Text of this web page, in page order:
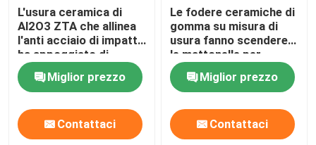
L'usura ceramica di
Al2O3 ZTA che allinea
l'anti acciaio di impatto
ha appoggiato di
gomma
Miglior prezzo
Contattaci
Le fodere ceramiche di
gomma su misura di
usura fanno scendere
le mattonelle per
mezzo di uno scivolo
ceramiche di usura
Miglior prezzo
Contattaci